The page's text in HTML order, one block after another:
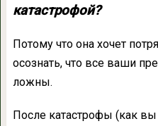
катастрофой?
Потому что она хочет
осознать, что все ваши
ложны.
После катастрофы (как